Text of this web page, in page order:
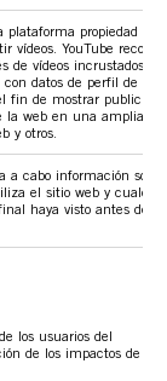
plataforma propiedad de
vídeos. YouTube
de vídeos incrustados
datos de perfil de
fin de mostrar
la web en una amplia
y otros.
a cabo información
el sitio web y
haya visto antes de
los usuarios del
de los impactos de